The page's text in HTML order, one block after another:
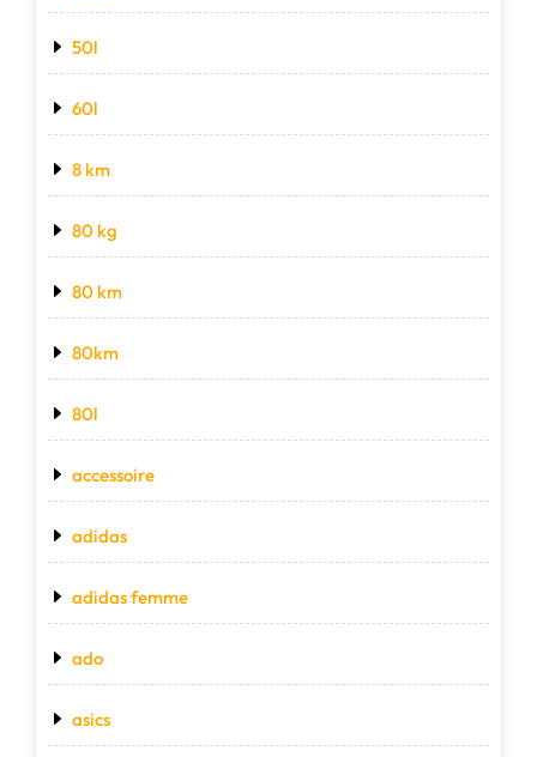
50l
60l
8 km
80 kg
80 km
80km
80l
accessoire
adidas
adidas femme
ado
asics